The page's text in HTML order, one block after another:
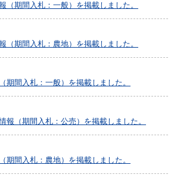
（期間入札：一般）を掲載しました。
（期間入札：農地）を掲載しました。
期間入札：一般）を掲載しました。
報（期間入札：公売）を掲載しました。
期間入札：農地）を掲載しました。